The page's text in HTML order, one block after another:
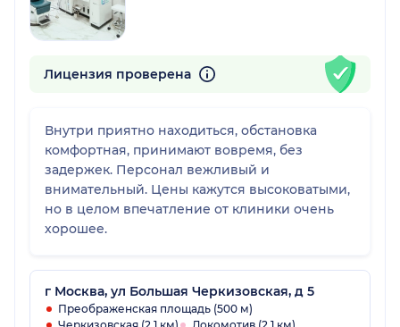
Лицензия проверена
Внутри приятно находиться, обстановка
комфортная, принимают вовремя, без
задержек. Персонал вежливый и
внимательный. Цены кажутся высоковатыми,
но в целом впечатление от клиники очень
хорошее.
г Москва, ул Большая Черкизовская, д 5
Преображенская площадь (500 м)